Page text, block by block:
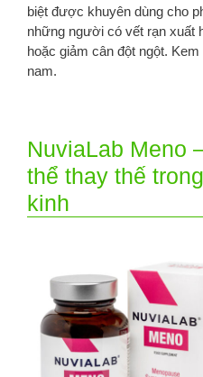
biệt được khuyên dùng cho
những người có vết rạn xuất
hoặc giảm cân đột ngột.
nam.
NuviaLab Meno
thể thay thế
kinh